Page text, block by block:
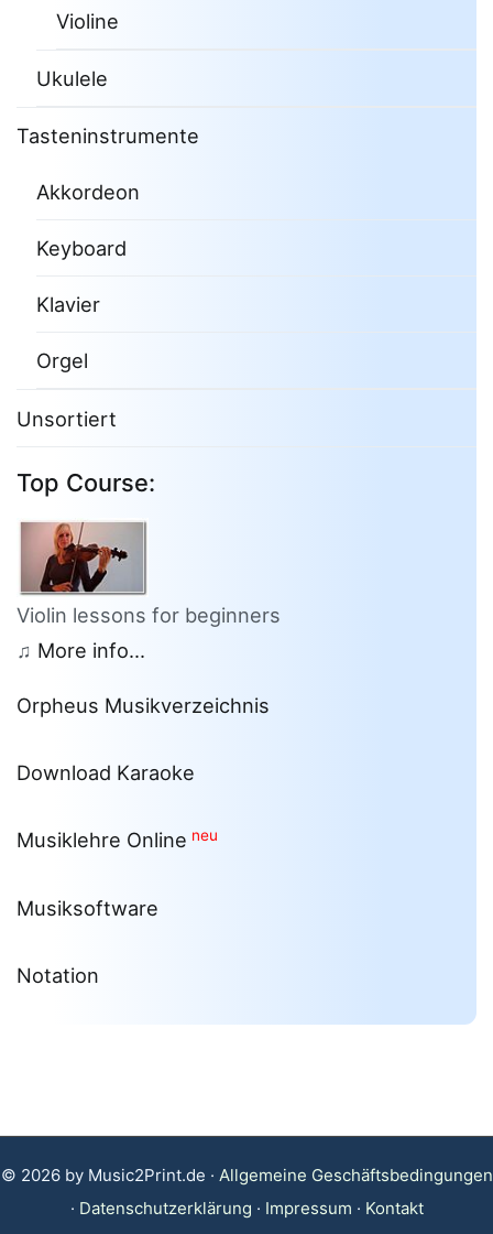
Violine
Ukulele
Tasteninstrumente
Akkordeon
Keyboard
Klavier
Orgel
Unsortiert
Top Course:
Violin lessons for beginners
♫ More info...
Orpheus Musikverzeichnis
Download Karaoke
Musiklehre Online neu
Musiksoftware
Notation
© 2026 by Music2Print.de · Allgemeine Geschäftsbedingungen
· Datenschutzerklärung · Impressum · Kontakt